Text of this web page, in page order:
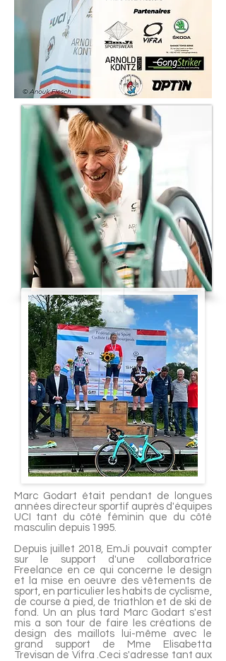
Marc Godart était pendant de longues
années directeur sportif auprès d'équipes
UCI tant du côté féminin que du côté
masculin depuis 1995.
Depuis juillet 2018, EmJi pouvait compter
sur le support d'une collaboratrice
Freelance en ce qui concerne le design
et la mise en oeuvre des vêtements de
sport, en particulier les habits de cyclisme,
de course à pied, de triathlon et de ski de
fond. Un an plus tard Marc Godart s'est
mis a son tour de faire les créations de
design des maillots lui-même avec le
grand support de Mme Elisabetta
Trevisan de Vifra .Ceci s'adresse tant aux